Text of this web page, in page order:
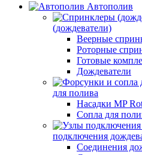
Автополив
(дождеватели)
Веерные
Роторные
Готовые
Дождеватели
для полива
Насадки MP
Сопла для
подключения
Соединения